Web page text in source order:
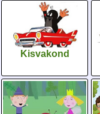
Kisvakond